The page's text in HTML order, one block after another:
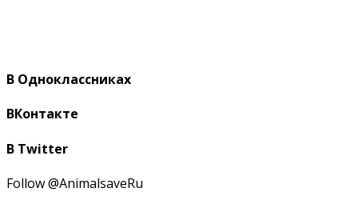
В Одноклассниках
ВКонтакте
В Twitter
Follow @AnimalsaveRu